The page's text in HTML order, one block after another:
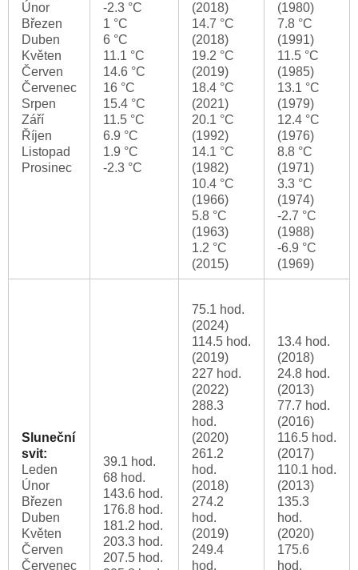
Únor
Březen
Duben
Květen
Červen
Červenec
Srpen
Září
Říjen
Listopad
Prosinec
-2.3 °C
1 °C
6 °C
11.1 °C
14.6 °C
16 °C
15.4 °C
11.5 °C
6.9 °C
1.9 °C
-2.3 °C
(2018)
14.7 °C
(2018)
19.2 °C
(2019)
18.4 °C
(2021)
20.1 °C
(1992)
14.1 °C
(1982)
10.4 °C
(1966)
5.8 °C
(1963)
1.2 °C
(2015)
(1980)
7.8 °C
(1991)
11.5 °C
(1985)
13.1 °C
(1979)
12.4 °C
(1976)
8.8 °C
(1971)
3.3 °C
(1974)
-2.7 °C
(1988)
-6.9 °C
(1969)
Sluneční
svit:
Leden
Únor
Březen
Duben
Květen
Červen
Červenec
39.1 hod.
68 hod.
143.6 hod.
176.8 hod.
181.2 hod.
203.3 hod.
207.5 hod.
75.1 hod.
(2024)
114.5 hod.
(2019)
227 hod.
(2022)
288.3
hod.
(2020)
261.2
hod.
(2018)
274.2
hod.
(2019)
249.4
hod.
13.4 hod.
(2018)
24.8 hod.
(2013)
77.7 hod.
(2016)
116.5 hod.
(2017)
110.1 hod.
(2013)
135.3
hod.
(2020)
175.6
hod.